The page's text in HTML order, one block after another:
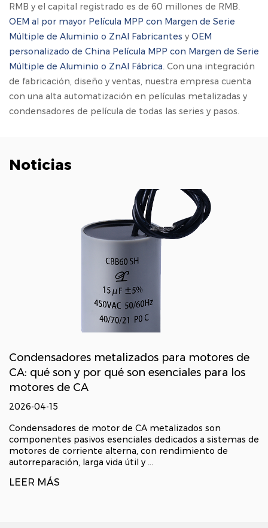
RMB y el capital registrado es de 60 millones de RMB.
OEM al por mayor Película MPP con Margen de Serie
Múltiple de Aluminio o ZnAl Fabricantes y OEM
personalizado de China Película MPP con Margen de Serie
Múltiple de Aluminio o ZnAl Fábrica. Con una integración
de fabricación, diseño y ventas, nuestra empresa cuenta
con una alta automatización en películas metalizadas y
condensadores de película de todas las series y pasos.
Noticias
Condensadores metalizados para motores de
CA: qué son y por qué son esenciales para los
motores de CA
2026-04-15
Condensadores de motor de CA metalizados son
componentes pasivos esenciales dedicados a sistemas de
motores de corriente alterna, con rendimiento de
autorreparación, larga vida útil y ...
LEER MÁS